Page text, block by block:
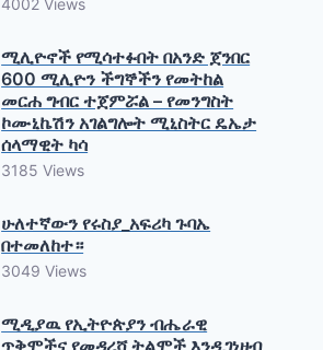
4002 Views
ሚሊዮኖች የሚሳተፉበት በአንድ ጀንበር
600 ሚሊዮን ችግኞችን የመትከል
መርሐ ግብር ተጀምሯል – የመንግስት
ኮሙኒኬሽን አገልግሎት ሚኒስትር ዴኤታ
ሰላማዊት ካሳ
3185 Views
ሁለተኛውን የሩስያ_አፍሪካ ጉባኤ
በተመለከተ።
3049 Views
ሚዲያዉ የኢትዮጵያን ብሔራዊ
ጥቅሞችና የመዳረሻ ትልሞች እንዲገነዘብ